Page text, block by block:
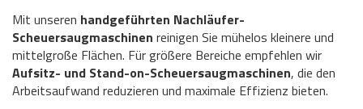
Mit unseren handgeführten Nachläufer-
Scheuersaugmaschinen reinigen Sie mühelos kleinere und
mittelgroße Flächen. Für größere Bereiche empfehlen wir
Aufsitz- und Stand-on-Scheuersaugmaschinen, die den
Arbeitsaufwand reduzieren und maximale Effizienz bieten.